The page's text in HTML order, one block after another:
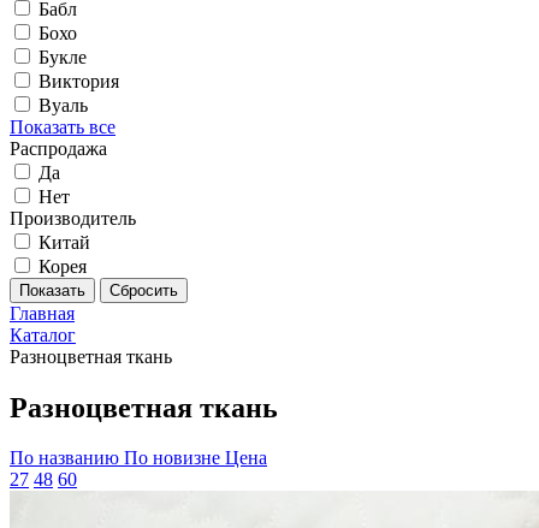
Бабл
Бохо
Букле
Виктория
Вуаль
Показать все
Распродажа
Да
Нет
Производитель
Китай
Корея
Главная
Каталог
Разноцветная ткань
Разноцветная ткань
По названию По новизне Цена
27 48 60